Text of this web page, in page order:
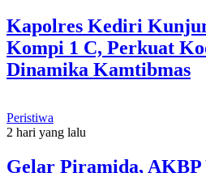
Kapolres Kediri
Kompi 1 C, Perkuat
Dinamika Kamtibmas
Peristiwa
2 hari yang lalu
Gelar Piramida,